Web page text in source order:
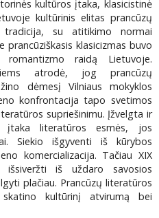
kultūros įtaka, klasicistinė
kultūrinis elitas prancūzų
su atitikimo normai
prancūziškasis klasicizmas buvo
romantizmo raidą Lietuvoje.
atrodė, jog prancūzų
dėmesį Vilniaus mokyklos
konfrontacija tapo svetimos
supriešinimu. Įžvelgta ir
įtaka literatūros esmės, jos
Siekio išgyventi iš kūrybos
komercializacija. Tačiau XIX
išsiveržti iš uždaro savosios
plačiau. Prancūzų literatūros
kultūrinį atvirumą bei